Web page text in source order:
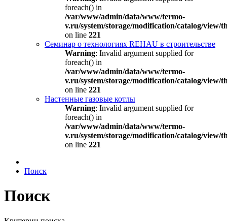
foreach() in
/var/www/admin/data/www/termo-
v.ru/system/storage/modification/catalog/view/
on line 221
Семинар о технологиях REHAU в строительстве
Warning: Invalid argument supplied for
foreach() in
/var/www/admin/data/www/termo-
v.ru/system/storage/modification/catalog/view/
on line 221
Настенные газовые котлы
Warning: Invalid argument supplied for
foreach() in
/var/www/admin/data/www/termo-
v.ru/system/storage/modification/catalog/view/
on line 221
Поиск
Поиск